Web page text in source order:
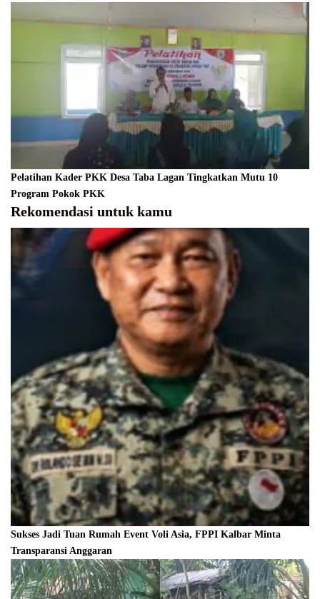
Pelatihan Kader PKK Desa Taba Lagan Tingkatkan Mutu 10
Program Pokok PKK
Rekomendasi untuk kamu
Sukses Jadi Tuan Rumah Event Voli Asia, FPPI Kalbar Minta
Transparansi Anggaran